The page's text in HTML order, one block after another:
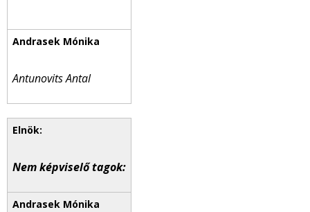
Antunovits Antal
Nem képviselő tagok: